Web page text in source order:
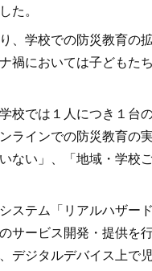
た。
、学校での防災教育の
禍においては子どもた
校では１人につき１台
ラインでの防災教育の
ない」、「地域・学校
ステム「リアルハザー
サービス開発・提供を
デジタルデバイス上で